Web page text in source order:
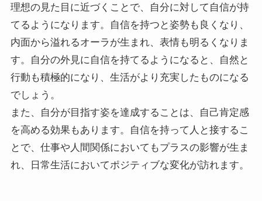
理想の見た目に近づくことで、自分に対して自信が持
てるようになります。自信を持つと姿勢も良くなり、
内面から溢れるオーラが生まれ、表情も明るくなりま
す。自分の外見に自信を持てるようになると、自然と
行動も積極的になり、生活がより充実したものになる
でしょう。
また、自分が目指す姿を達成することは、自己肯定感
を高める効果もあります。自信を持って人と接するこ
とで、仕事や人間関係においてもプラスの影響が生ま
れ、日常生活においてポジティブな変化が訪れます。